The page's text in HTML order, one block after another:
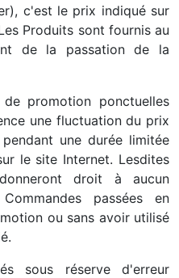
c'est le prix indiqué sur
Produits sont fournis au
de la passation de la
promotion ponctuelles
une fluctuation du prix
une durée limitée
le site Internet. Lesdites
droit à aucun
passées en
ou sans avoir utilisé
sous réserve d'erreur